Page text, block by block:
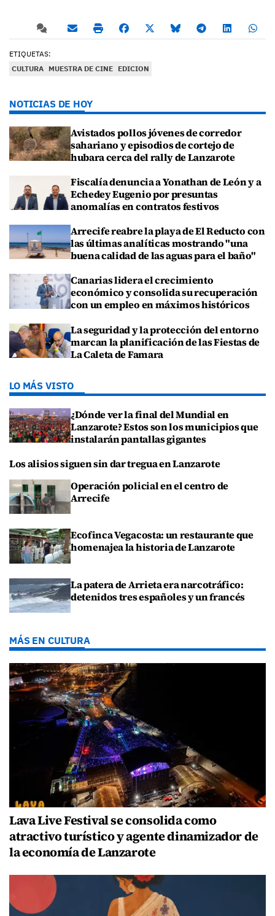
ETIQUETAS:
CULTURA MUESTRA DE CINE EDICION
NOTICIAS DE HOY
Avistados pollos jóvenes de corredor
sahariano y episodios de cortejo de
hubara cerca del rally de Lanzarote
Fiscalía denuncia a Yonathan de León y a
Echedey Eugenio por presuntas
anomalías en contratos festivos
Arrecife reabre la playa de El Reducto con
las últimas analíticas mostrando "una
buena calidad de las aguas para el baño"
Canarias lidera el crecimiento
económico y consolida su recuperación
con un empleo en máximos históricos
La seguridad y la protección del entorno
marcan la planificación de las Fiestas de
La Caleta de Famara
LO MÁS VISTO
¿Dónde ver la final del Mundial en
Lanzarote? Estos son los municipios que
instalarán pantallas gigantes
Los alisios siguen sin dar tregua en Lanzarote
Operación policial en el centro de
Arrecife
Ecofinca Vegacosta: un restaurante que
homenajea la historia de Lanzarote
La patera de Arrieta era narcotráfico:
detenidos tres españoles y un francés
MÁS EN CULTURA
Lava Live Festival se consolida como
atractivo turístico y agente dinamizador de
la economía de Lanzarote